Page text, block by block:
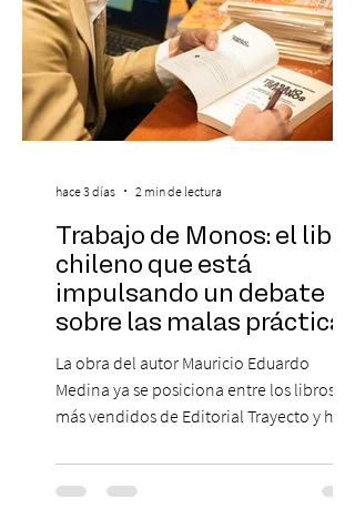
Trabajo de Monos: el libro
chileno que está
impulsando un debate
sobre las malas prácticas
laborales y el futuro del
trabajo
La obra del autor Mauricio Eduardo
Medina ya se posiciona entre los libros
más vendidos de Editorial Trayecto y ha
para mejorar los procesos de selección
laboral en Chile. En un contexto donde el
hace 3 días 2 min de lectura